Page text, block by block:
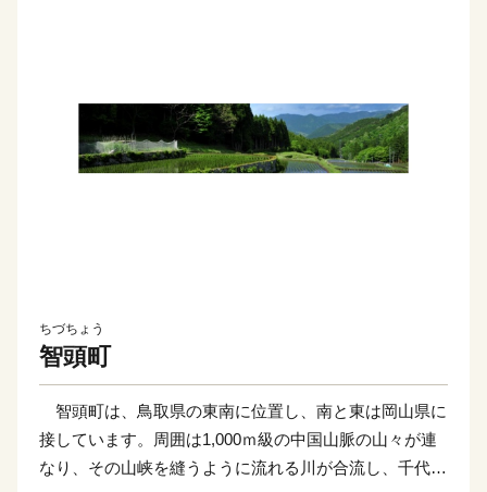
ちづちょう
智頭町
智頭町は、鳥取県の東南に位置し、南と東は岡山県に
接しています。周囲は1,000ｍ級の中国山脈の山々が連
なり、その山峡を縫うように流れる川が合流し、千代川